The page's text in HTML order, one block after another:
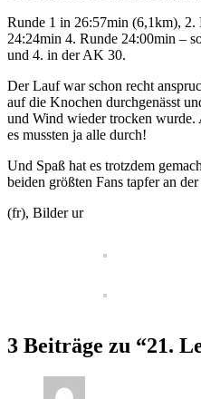
Runde 1 in 26:57min (6,1km), 2.
24:24min 4. Runde 24:00min –
und 4. in der AK 30.
Der Lauf war schon recht
auf die Knochen durchgenässt
und Wind wieder trocken
es mussten ja alle durch!
Und Spaß hat es trotzdem
beiden größten Fans tapfer an
(fr), Bilder ur
3 Beiträge zu “21.